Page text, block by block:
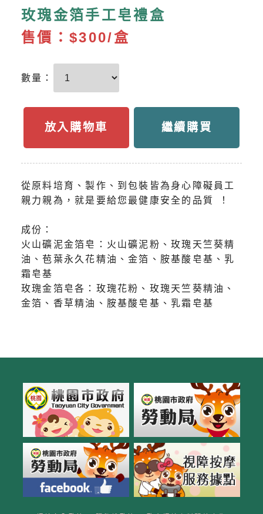
玫瑰金箔手工皂禮盒
售價： $300/盒
數量：
放入購物車 繼續購買
從原料培育、製作、到包裝皆為身心障礙員工
親力親為，就是要給您最健康安全的品質 ！
成份：
火山礦泥金箔皂：火山礦泥粉、玫瑰天竺葵精
油、苞葉永久花精油、金箔、胺基酸皂基、乳
霜皂基
玫瑰金箔皂各：玫瑰花粉、玫瑰天竺葵精油、
金箔、香草精油、胺基酸皂基、乳霜皂基